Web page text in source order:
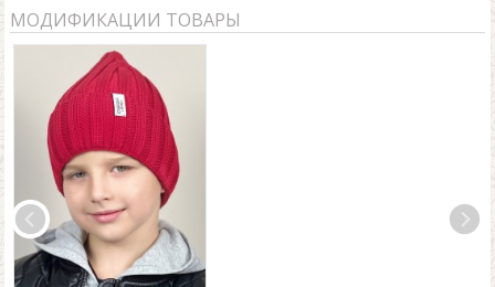
МОДИФИКАЦИИ ТОВАРЫ